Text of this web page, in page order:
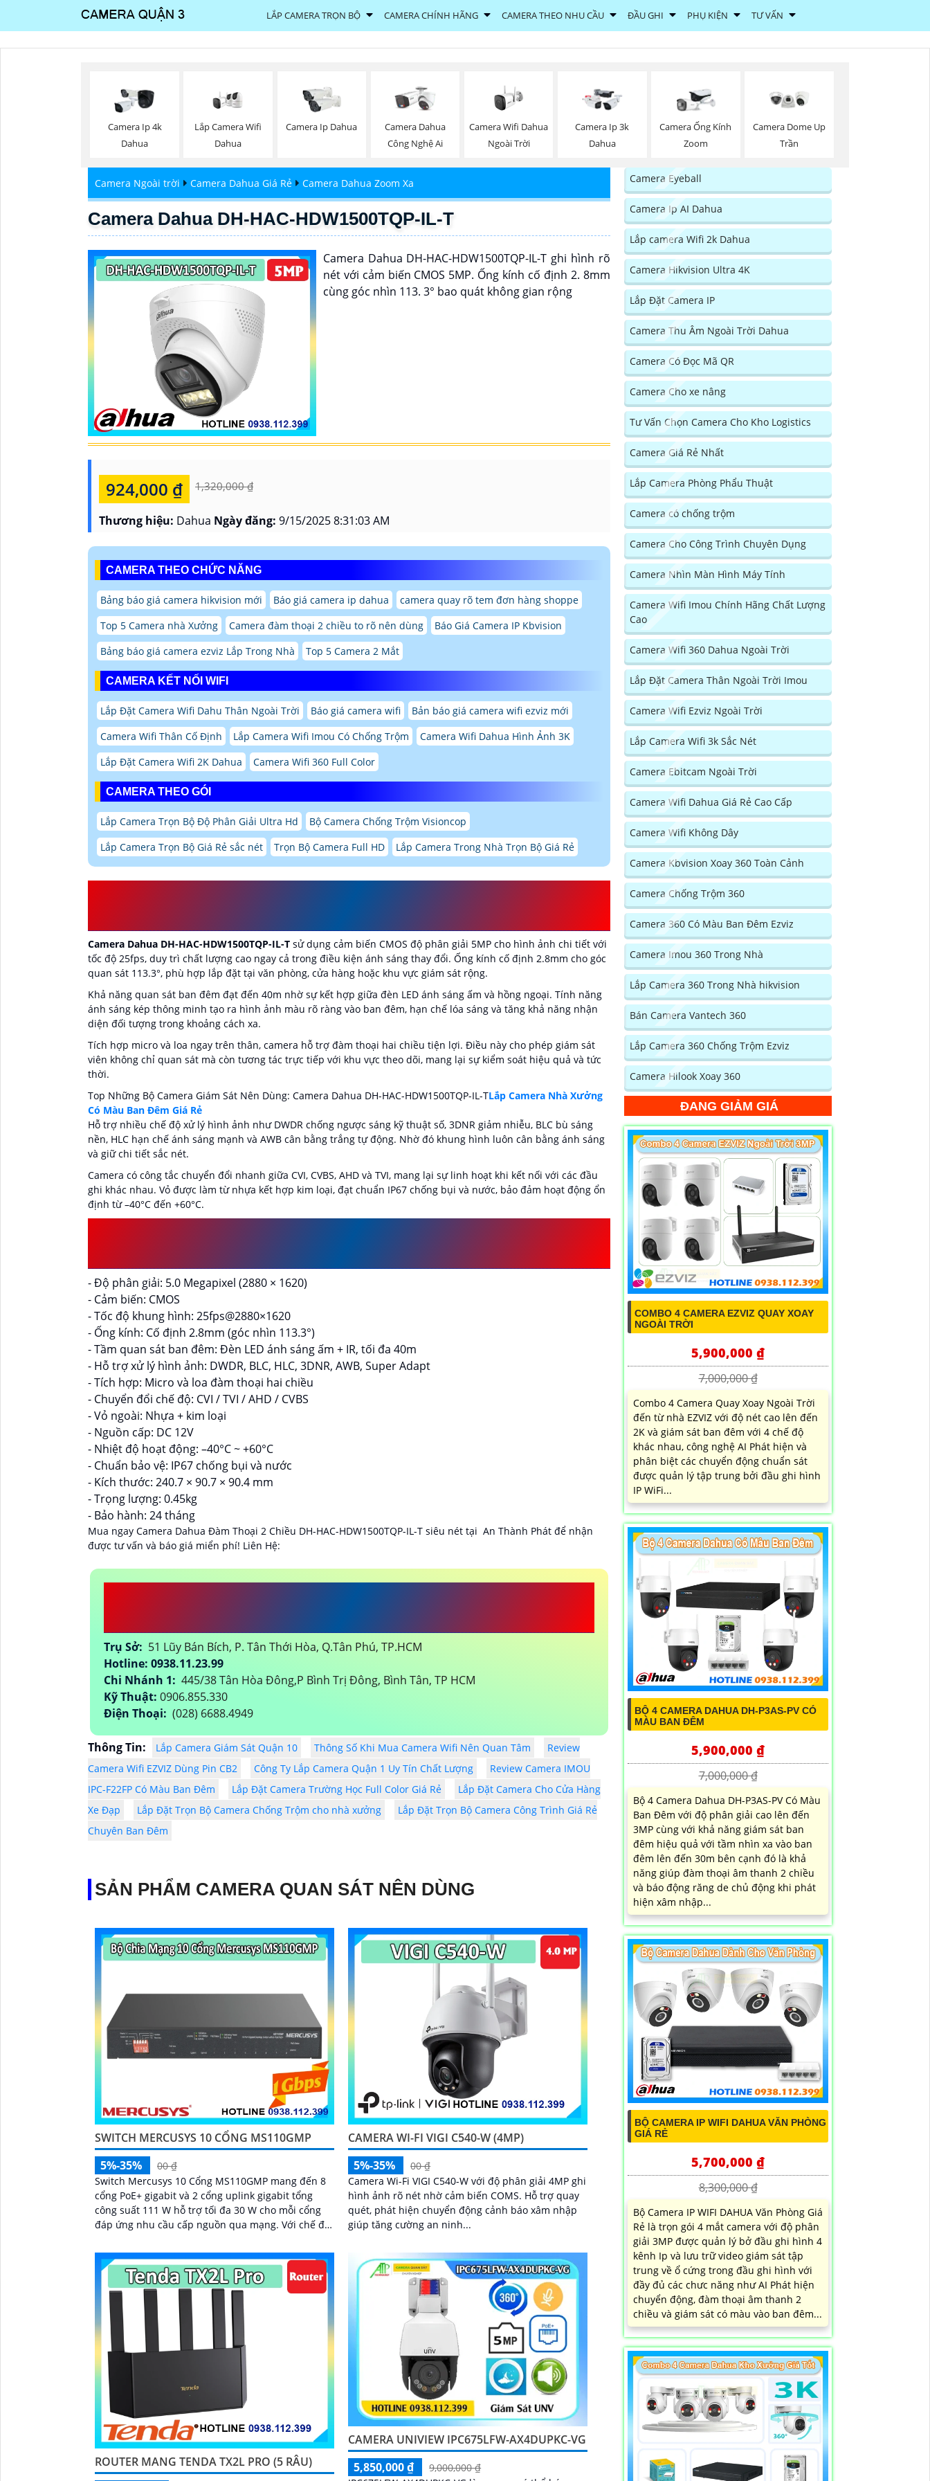
LẮP CAMERA TRỌN BỘ CAMERA CHÍNH HÃNG CAMERA THEO NHU CẦU ĐẦU GHI PHỤ KIỆN TƯ VẤN
Camera Ip 4k
Dahua
Lắp Camera Wifi
Dahua
Camera Ip Dahua
Camera Dahua
Công Nghệ Ai
Camera Wifi Dahua
Ngoài Trời
Camera Ip 3k
Dahua
Camera Ống Kính
Zoom
Camera Dome Up
Trần
Camera Ngoài trời Camera Dahua Giá Rẻ Camera Dahua Zoom Xa
Camera Dahua DH-HAC-HDW1500TQP-IL-T
Camera Dahua DH-HAC-HDW1500TQP-IL-T ghi hình rõ
nét với cảm biến CMOS 5MP. Ống kính cố định 2. 8mm
cùng góc nhìn 113. 3° bao quát không gian rộng
924,000 ₫ 1,320,000 ₫
Thương hiệu: Dahua Ngày đăng: 9/15/2025 8:31:03 AM
CAMERA THEO CHỨC NĂNG
Bảng báo giá camera hikvision mới Báo giá camera ip dahua
camera quay rõ tem đơn hàng shoppe
Top 5 Camera nhà Xưởng
Camera đàm thoại 2 chiều to rõ nên dùng
Báo Giá Camera IP Kbvision
Bảng báo giá camera ezviz Lắp Trong Nhà
Top 5 Camera 2 Mắt
CAMERA KẾT NỐI WIFI
Lắp Đặt Camera Wifi Dahu Thân Ngoài Trời Báo giá camera wifi
Bản báo giá camera wifi ezviz mới
Camera Wifi Thân Cố Định
Lắp Camera Wifi Imou Có Chống Trộm
Camera Wifi Dahua Hình Ảnh 3K
Lắp Đặt Camera Wifi 2K Dahua
Camera Wifi 360 Full Color
CAMERA THEO GÓI
Lắp Camera Trọn Bộ Độ Phân Giải Ultra Hd
Bộ Camera Chống Trộm Visioncop
Lắp Camera Trọn Bộ Giá Rẻ sắc nét
Trọn Bộ Camera Full HD Lắp Camera Trong Nhà Trọn Bộ Giá Rẻ
Camera Dahua DH-HAC-HDW1500TQP-IL-T sử dụng cảm biến CMOS độ phân giải 5MP cho hình ảnh chi tiết với
tốc độ 25fps, duy trì chất lượng cao ngay cả trong điều kiện ánh sáng thay đổi. Ống kính cố định 2.8mm cho góc
quan sát 113.3°, phù hợp lắp đặt tại văn phòng, cửa hàng hoặc khu vực giám sát rộng.
Khả năng quan sát ban đêm đạt đến 40m nhờ sự kết hợp giữa đèn LED ánh sáng ấm và hồng ngoại. Tính năng
ánh sáng kép thông minh tạo ra hình ảnh màu rõ ràng vào ban đêm, hạn chế lóa sáng và tăng khả năng nhận
diện đối tượng trong khoảng cách xa.
Tích hợp micro và loa ngay trên thân, camera hỗ trợ đàm thoại hai chiều tiện lợi. Điều này cho phép giám sát
viên không chỉ quan sát mà còn tương tác trực tiếp với khu vực theo dõi, mang lại sự kiểm soát hiệu quả và tức
thời.
Top Những Bộ Camera Giám Sát Nên Dùng: Camera Dahua DH-HAC-HDW1500TQP-IL-TLắp Camera Nhà Xưởng
Có Màu Ban Đêm Giá Rẻ
Hỗ trợ nhiều chế độ xử lý hình ảnh như DWDR chống ngược sáng kỹ thuật số, 3DNR giảm nhiễu, BLC bù sáng
nền, HLC hạn chế ánh sáng mạnh và AWB cân bằng trắng tự động. Nhờ đó khung hình luôn cân bằng ánh sáng
và giữ chi tiết sắc nét.
Camera có công tắc chuyển đổi nhanh giữa CVI, CVBS, AHD và TVI, mang lại sự linh hoạt khi kết nối với các đầu
ghi khác nhau. Vỏ được làm từ nhựa kết hợp kim loại, đạt chuẩn IP67 chống bụi và nước, bảo đảm hoạt động ổn
định từ –40°C đến +60°C.
- Độ phân giải: 5.0 Megapixel (2880 × 1620)
- Cảm biến: CMOS
- Tốc độ khung hình: 25fps@2880×1620
- Ống kính: Cố định 2.8mm (góc nhìn 113.3°)
- Tầm quan sát ban đêm: Đèn LED ánh sáng ấm + IR, tối đa 40m
- Hỗ trợ xử lý hình ảnh: DWDR, BLC, HLC, 3DNR, AWB, Super Adapt
- Tích hợp: Micro và loa đàm thoại hai chiều
- Chuyển đổi chế độ: CVI / TVI / AHD / CVBS
- Vỏ ngoài: Nhựa + kim loại
- Nguồn cấp: DC 12V
- Nhiệt độ hoạt động: –40°C ~ +60°C
- Chuẩn bảo vệ: IP67 chống bụi và nước
- Kích thước: 240.7 × 90.7 × 90.4 mm
- Trọng lượng: 0.45kg
- Bảo hành: 24 tháng
Mua ngay Camera Dahua Đàm Thoại 2 Chiều DH-HAC-HDW1500TQP-IL-T siêu nét tại An Thành Phát để nhận
được tư vấn và báo giá miển phí! Liên Hệ:
Trụ Sở: 51 Lũy Bán Bích, P. Tân Thới Hòa, Q.Tân Phú, TP.HCM
Hotline: 0938.11.23.99
Chi Nhánh 1: 445/38 Tân Hòa Đông,P Bình Trị Đông, Bình Tân, TP HCM
Kỹ Thuật: 0906.855.330
Điện Thoại: (028) 6688.4949
Thông Tin: Lắp Camera Giám Sát Quận 10 Thông Số Khi Mua Camera Wifi Nên Quan Tâm
Review
Camera Wifi EZVIZ Dùng Pin CB2
Công Ty Lắp Camera Quận 1 Uy Tín Chất Lượng
Review Camera IMOU
IPC-F22FP Có Màu Ban Đêm
Lắp Đặt Camera Trường Học Full Color Giá Rẻ
Lắp Đặt Camera Cho Cửa Hàng
Xe Đạp
Lắp Đặt Trọn Bộ Camera Chống Trộm cho nhà xưởng
Lắp Đặt Trọn Bộ Camera Công Trình Giá Rẻ
Chuyên Ban Đêm
SẢN PHẨM CAMERA QUAN SÁT NÊN DÙNG
SWITCH MERCUSYS 10 CỔNG MS110GMP
5%-35%
00 ₫
Switch Mercusys 10 Cổng MS110GMP mang đến 8
cổng PoE+ gigabit và 2 cổng uplink gigabit tổng
công suất 111 W hỗ trợ tối đa 30 W cho mỗi cổng
đáp ứng nhu cầu cấp nguồn qua mạng. Với chế độ
độ ưu tiên cách ly và tự động khôi phục giúp hệ
thống vận hành ổn định và bền bỉ...
CAMERA WI-FI VIGI C540-W (4MP)
5%-35%
00 ₫
Camera Wi-Fi VIGI C540-W với độ phân giải 4MP ghi
hình ảnh rõ nét nhờ cảm biến COMS. Hỗ trợ quay
quét, phát hiện chuyển động cảnh báo xâm nhập
giúp tăng cường an ninh...
ROUTER MANG TENDA TX2L PRO (5 RÂU)
CAMERA UNIVIEW IPC675LFW-AX4DUPKC-VG
5,850,000 ₫
9,000,000 ₫
Camera Eyeball
Camera Ip AI Dahua
Lắp camera Wifi 2k Dahua
Camera Hikvision Ultra 4K
Lắp Đặt Camera IP
Camera Thu Âm Ngoài Trời Dahua
Camera Có Đọc Mã QR
Camera Cho xe nâng
Tư Vấn Chọn Camera Cho Kho Logistics
Camera Giá Rẻ Nhất
Lắp Camera Phòng Phẩu Thuật
Camera có chống trộm
Camera Cho Công Trình Chuyên Dụng
Camera Nhìn Màn Hình Máy Tính
Camera Wifi Imou Chính Hãng Chất Lượng
Cao
Camera Wifi 360 Dahua Ngoài Trời
Lắp Đặt Camera Thân Ngoài Trời Imou
Camera Wifi Ezviz Ngoài Trời
Lắp Camera Wifi 3k Sắc Nét
Camera Ebitcam Ngoài Trời
Camera Wifi Dahua Giá Rẻ Cao Cấp
Camera Wifi Không Dây
Camera Kbvision Xoay 360 Toàn Cảnh
Camera Chống Trộm 360
Camera 360 Có Màu Ban Đêm Ezviz
Camera Imou 360 Trong Nhà
Lắp Camera 360 Trong Nhà hikvision
Bán Camera Vantech 360
Lắp Camera 360 Chống Trộm Ezviz
Camera Hilook Xoay 360
ĐANG GIẢM GIÁ
COMBO 4 CAMERA EZVIZ QUAY XOAY
NGOÀI TRỜI
5,900,000 ₫
7,000,000 ₫
Combo 4 Camera Quay Xoay Ngoài Trời
đến từ nhà EZVIZ với độ nét cao lên đến
2K và giám sát ban đêm với 4 chế độ
khác nhau, công nghệ AI Phát hiện và
phân biệt các chuyển động chuẩn sát
được quản lý tập trung bởi đầu ghi hình
IP WiFi...
BỘ 4 CAMERA DAHUA DH-P3AS-PV CÓ
MÀU BAN ĐÊM
5,900,000 ₫
7,000,000 ₫
Bộ 4 Camera Dahua DH-P3AS-PV Có Màu
Ban Đêm với độ phân giải cao lên đến
3MP cùng với khả năng giám sát ban
đêm hiệu quả với tầm nhìn xa vào ban
đêm lên đến 30m bên cạnh đó là khả
năng giúp đàm thoại âm thanh 2 chiều
và báo động răng de chủ động khi phát
hiện xâm nhập...
BỘ CAMERA IP WIFI DAHUA VĂN PHÒNG
GIÁ RẺ
5,700,000 ₫
8,300,000 ₫
Bộ Camera IP WIFI DAHUA Văn Phòng Giá
Rẻ là trọn gói 4 mắt camera với độ phân
giải 3MP được quản lý bở đầu ghi hình 4
kênh Ip và lưu trữ video giám sát tập
trung về ổ cứng trong đầu ghi hình với
đầy đủ các chưc năng như AI Phát hiện
chuyển động, đàm thoại âm thanh 2
chiều và giám sát có màu vào ban đêm...